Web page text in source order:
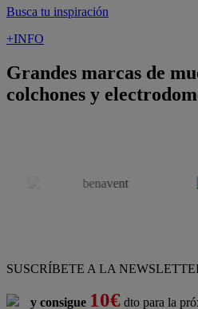
Busca tu inspiración
+INFO
Grandes marcas de
colchones y
SUSCRÍBETE A LA
y consigue 10€ dto para la